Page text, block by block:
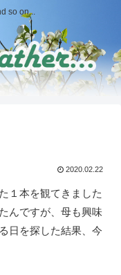
so on...
2020.02.22
１本を観てきました
んですが、母も興味
日を探した結果、今